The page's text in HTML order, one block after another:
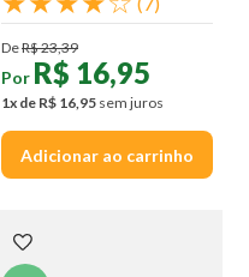
DeR$23,39
Por R$ 16,95
1x de R$ 16,95 sem juros
Adicionar ao carrinho